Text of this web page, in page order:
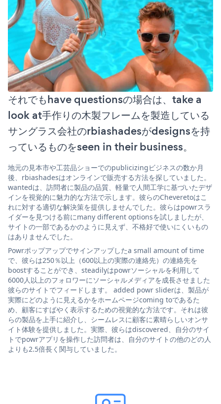
それでもhave questionsの場合は、take a
look at手作りの木製フレームを製造している
サングラス会社のrbiashadesがdesignsを持
っているものをseen in their business。
地元の見本市や工芸品ショーでのpublicizingビジネスの数か月
後、rbiashadesはオンラインで販売する方法を探していました。
wantedは、訪問者に製品の品質、軽量で人間工学に基づいたデザ
インを視覚的に魅力的な方法で示します。彼らのCheveretoはこ
れに対する適切な解決策を提供しませんでした。彼らはpowrスラ
イダーを見つける前にmany different optionsを試しましたが、
サイトの一部であるかのように見えず、不格好で使いにくいもの
はありませんでした。
Powrポップアップでサインアップしたa small amount of time
で、彼らは250％以上（600以上の実際の連絡先）の連絡先を
boostすることができ、steadilyはpowrソーシャルを利用して
6000人以上のフォロワーにソーシャルメディアを成長させました
彼らのサイトでフィードします。 added powr sliderは、製品が
実際にどのように見えるかをホームページcoming toであるた
め、顧客にすばやく表示するための視覚的な方法です。それは彼
らの製品を上手に紹介し、シームレスに顧客に素晴らしいオンサ
イト体験を提供しました。実際、彼らはdiscovered、自分のサイ
トでpowrアプリを操作した訪問者は、自分のサイトの他のどの人
よりも2.5倍長く関与していました。